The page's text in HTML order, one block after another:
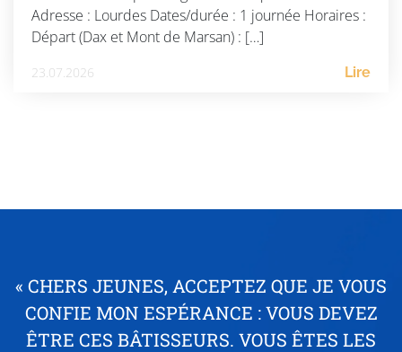
Adresse : Lourdes Dates/durée : 1 journée Horaires :
Départ (Dax et Mont de Marsan) : […]
23.07.2026 Lire
« CHERS JEUNES, ACCEPTEZ QUE JE VOUS
CONFIE MON ESPÉRANCE : VOUS DEVEZ
ÊTRE CES BÂTISSEURS. VOUS ÊTES LES